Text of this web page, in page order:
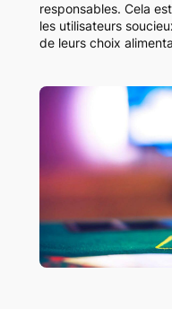
responsables. Cela
les utilisateurs
de leurs choix